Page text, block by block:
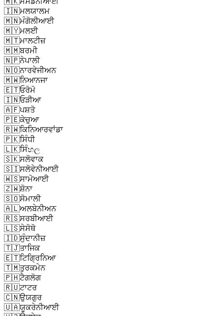
🇮🇳ਮਲਯਾਲਮ
🇲🇳ਮੰਗੋਲੀਆਈ
🇲🇾ਮਲਈ
🇲🇹ਮਾਲਟੀਜ਼
🇲🇲ਬਰਮੀ
🇳🇵ਨੇਪਾਲੀ
🇳🇴ਨਾਰਵੇਜੀਅਨ
🇲🇼ਨਿਆਨਜਾ
🇪🇹ਓਰੋਮੋ
🇮🇳ਓੜੀਆ
🇦🇫ਪਸ਼ਤੋ
🇵🇪ਕੇਚੁਆ
🇷🇼ਕਿਨਿਆਰਵਾਂਡਾ
🇵🇰ਸਿੰਧੀ
🇱🇰ਸਿੰහල
🇸🇰ਸਲੋਵਾਕ
🇸🇮ਸਲੋਵੇਨੀਆਈ
🇼🇸ਸਾਮੋਆਈ
🇿🇼ਸ਼ੋਨਾ
🇸🇴ਸੋਮਾਲੀ
🇦🇱ਅਲਬੇਨੀਅਨ
🇷🇸ਸਰਬੀਆਈ
🇱🇸ਸੇਸੋਥੋ
🇮🇩ਸੁੰਦਾਨੀਜ਼
🇹🇯ਤਾਜਿਕ
🇪🇹ਟਿਗ੍ਰਿਨਿਆ
🇹🇲ਤੁਰਕਮੇਨ
🇵🇭ਟੈਗਲੋਗ
🇷🇺ਟਾਟਰ
🇨🇳ਉਯਗੁਰ
🇺🇦ਯੂਕਰੇਨੀਆਈ